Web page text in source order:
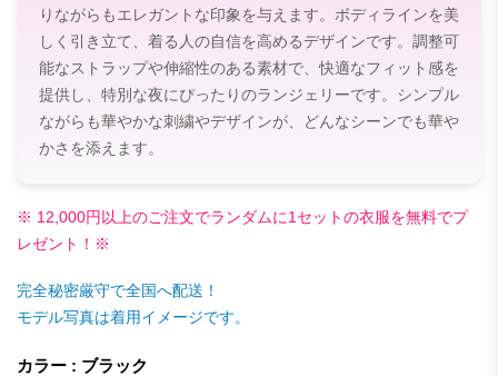
りながらもエレガントな印象を与えます。ボディラインを美
しく引き立て、着る人の自信を高めるデザインです。調整可
能なストラップや伸縮性のある素材で、快適なフィット感を
提供し、特別な夜にぴったりのランジェリーです。シンプル
ながらも華やかな刺繍やデザインが、どんなシーンでも華や
かさを添えます。
※ 12,000円以上のご注文でランダムに1セットの衣服を無料でプ
レゼント！※
完全秘密厳守で全国へ配送！
モデル写真は着用イメージです。
カラー : ブラック